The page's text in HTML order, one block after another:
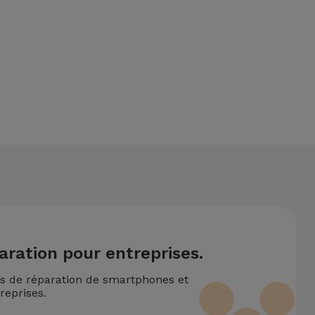
pour entreprises.
de réparation de smartphones et